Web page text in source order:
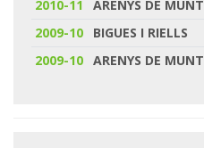
2010-11
ARENYS DE MUNT
2009-10
BIGUES I RIELLS
2009-10 ARENYS DE MUNT